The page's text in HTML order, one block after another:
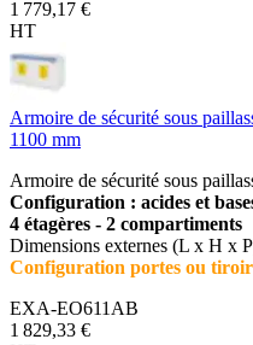
1 779,17 €
HT
Armoire de sécurité sous
1100 mm
Armoire de sécurité sous
Configuration : acides et
4 étagères - 2 compartiments
Dimensions externes (L x H x
Configuration portes ou tiroir
EXA-EO611AB
1 829,33 €